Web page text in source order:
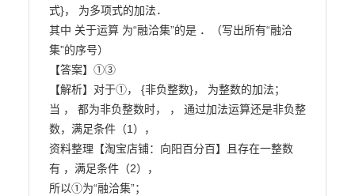
式}， 为多项式的加法．
其中 关于运算 为“融洽集”的是 ．（写出所有“融洽
集”的序号）
【答案】①③
【解析】对于①， {非负整数}， 为整数的加法；
当 ， 都为非负整数时， ， 通过加法运算还是非负整
数，满足条件（1），
资料整理【淘宝店铺：向阳百分百】且存在一整数
有 ，满足条件（2），
所以①为“融洽集”；